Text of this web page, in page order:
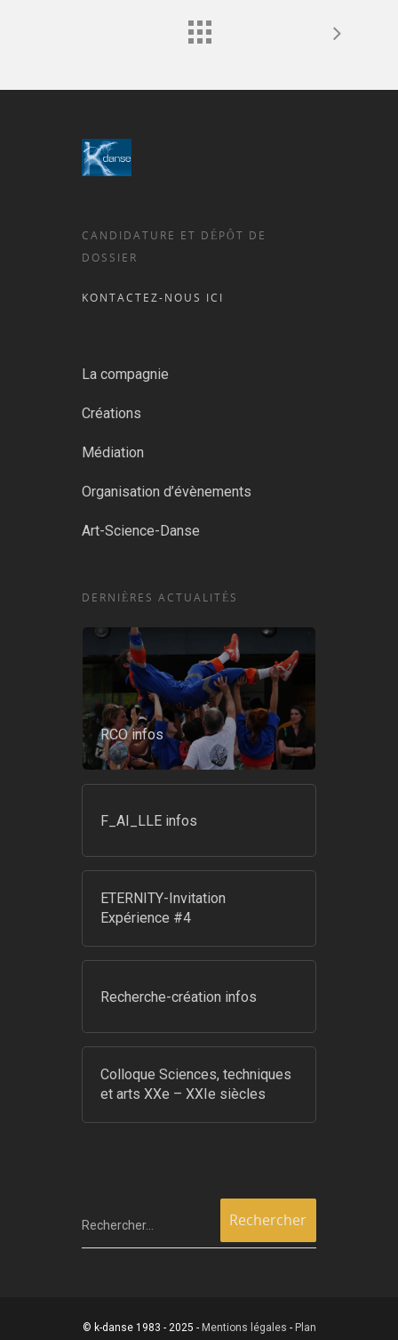
CANDIDATURE ET DÉPÔT DE
DOSSIER
KONTACTEZ-NOUS ICI
La compagnie
Créations
Médiation
Organisation d’évènements
Art-Science-Danse
DERNIÈRES ACTUALITÉS
RCO infos
F_AI_LLE infos
ETERNITY-Invitation
Expérience #4
Recherche-création infos
Colloque Sciences, techniques
et arts XXe – XXIe siècles
Rechercher…
© k-danse 1983 - 2025 - Mentions légales - Plan